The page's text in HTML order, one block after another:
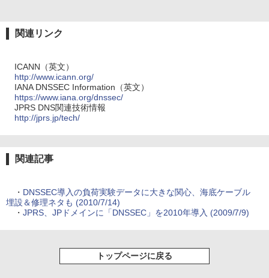
関連リンク
ICANN（英文）
http://www.icann.org/
IANA DNSSEC Information（英文）
https://www.iana.org/dnssec/
JPRS DNS関連技術情報
http://jprs.jp/tech/
関連記事
・ DNSSEC導入の負荷実験データに大きな関心、海底ケーブル
埋設＆修理ネタも (2010/7/14)
・ JPRS、JPドメインに「DNSSEC」を2010年導入 (2009/7/9)
トップページに戻る